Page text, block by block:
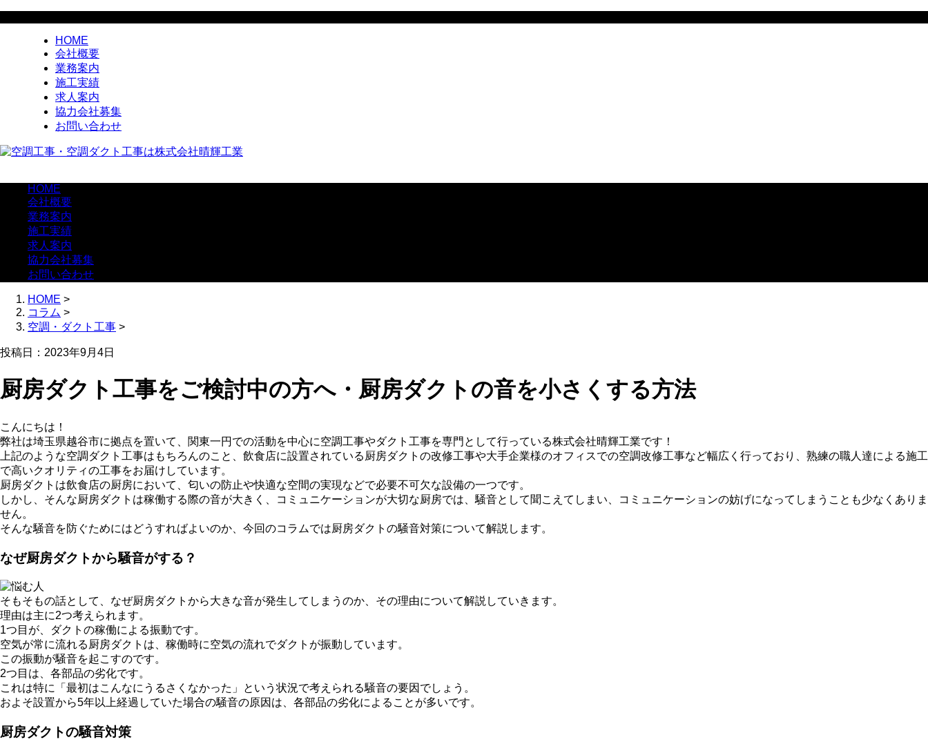
HOME
会社概要
業務案内
施工実績
求人案内
協力会社募集
お問い合わせ
HOME
会社概要
業務案内
施工実績
求人案内
協力会社募集
お問い合わせ
HOME >
コラム >
空調・ダクト工事 >
投稿日：2023年9月4日
厨房ダクト工事をご検討中の方へ・厨房ダクトの音を小さくする方法
こんにちは！
弊社は埼玉県越谷市に拠点を置いて、関東一円での活動を中心に空調工事やダクト工事を専門として行っている株式会社晴輝工業です！
上記のような空調ダクト工事はもちろんのこと、飲食店に設置されている厨房ダクトの改修工事や大手企業様のオフィスでの空調改修工事など幅広く行っており、熟練の職人達による施工
で高いクオリティの工事をお届けしています。
厨房ダクトは飲食店の厨房において、匂いの防止や快適な空間の実現などで必要不可欠な設備の一つです。
しかし、そんな厨房ダクトは稼働する際の音が大きく、コミュニケーションが大切な厨房では、騒音として聞こえてしまい、コミュニケーションの妨げになってしまうことも少なくありま
せん。
そんな騒音を防ぐためにはどうすればよいのか、今回のコラムでは厨房ダクトの騒音対策について解説します。
なぜ厨房ダクトから騒音がする？
そもそもの話として、なぜ厨房ダクトから大きな音が発生してしまうのか、その理由について解説していきます。
理由は主に2つ考えられます。
1つ目が、ダクトの稼働による振動です。
空気が常に流れる厨房ダクトは、稼働時に空気の流れでダクトが振動しています。
この振動が騒音を起こすのです。
2つ目は、各部品の劣化です。
これは特に「最初はこんなにうるさくなかった」という状況で考えられる騒音の要因でしょう。
およそ設置から5年以上経過していた場合の騒音の原因は、各部品の劣化によることが多いです。
厨房ダクトの騒音対策